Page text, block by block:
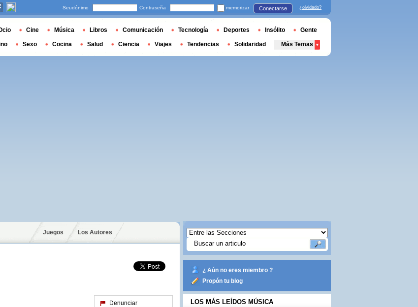
Juegos Los Autores
Denunciar
¿ Aún no eres miembro ?
Propón tu blog
LOS MÁS LEÍDOS MÚSICA
Seudónimo Contraseña memorizar Conectarse ¿olvidado?
Cine Música Libros Comunicación Tecnología Deportes Insólito Gente
Sexo Cocina Salud Ciencia Viajes Tendencias Solidaridad Más Temas